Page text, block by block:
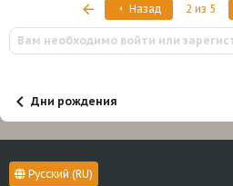
и
и
:
ПервыйНазад 2 из 5
Вам необходимо войти или
Дни рождения
Русский (RU)